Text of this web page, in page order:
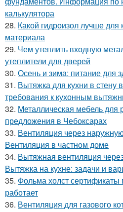
калькулятора
28. Какой гидроизол лучше
материала
29. Чем утеплить входную
утеплители для дверей
30. Осень и зима: питание для
31. Вытяжка для кухни в
требования к кухонным
32. Металлическая мебель для
предложения в Чебоксарах
33. Вентиляция через
Вентиляция в частном доме
34. Вытяжная вентиляция
Вытяжка на кухне: задачи и
35. Фольма холст сертификаты
работает
36. Вентиляция для газового